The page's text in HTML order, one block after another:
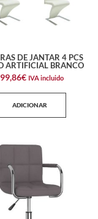
DE JANTAR 4 PCS
ARTIFICIAL BRANCO
€ IVA incluido
ADICIONAR